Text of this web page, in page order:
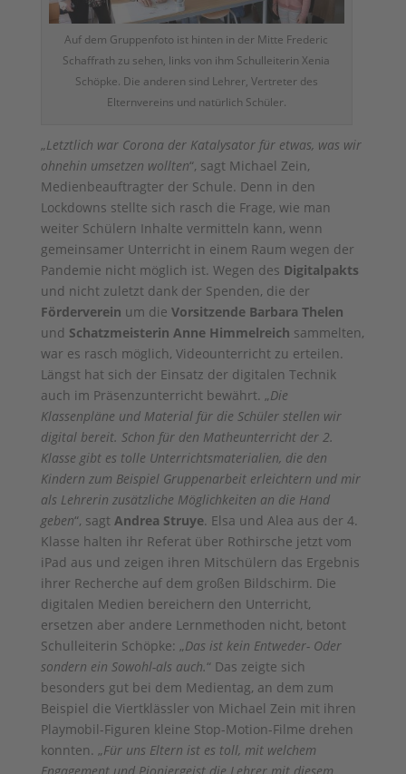
Auf dem Gruppenfoto ist hinten in der Mitte Frederic
Schaffrath zu sehen, links von ihm Schulleiterin Xenia
Schöpke. Die anderen sind Lehrer, Vertreter des
Elternvereins und natürlich Schüler.
„Letztlich war Corona der Katalysator für etwas, was wir
ohnehin umsetzen wollten“, sagt Michael Zein,
Medienbeauftragter der Schule. Denn in den
Lockdowns stellte sich rasch die Frage, wie man
weiter Schülern Inhalte vermitteln kann, wenn
gemeinsamer Unterricht in einem Raum wegen der
Pandemie nicht möglich ist. Wegen des Digitalpakts
und nicht zuletzt dank der Spenden, die der
Förderverein um die Vorsitzende Barbara Thelen
und Schatzmeisterin Anne Himmelreich sammelten,
war es rasch möglich, Videounterricht zu erteilen.
Längst hat sich der Einsatz der digitalen Technik
auch im Präsenzunterricht bewährt. „Die
Klassenpläne und Material für die Schüler stellen wir
digital bereit. Schon für den Matheunterricht der 2.
Klasse gibt es tolle Unterrichtsmaterialien, die den
Kindern zum Beispiel Gruppenarbeit erleichtern und mir
als Lehrerin zusätzliche Möglichkeiten an die Hand
geben“, sagt Andrea Struye. Elsa und Alea aus der 4.
Klasse halten ihr Referat über Rothirsche jetzt vom
iPad aus und zeigen ihren Mitschülern das Ergebnis
ihrer Recherche auf dem großen Bildschirm. Die
digitalen Medien bereichern den Unterricht,
ersetzen aber andere Lernmethoden nicht, betont
Schulleiterin Schöpke: „Das ist kein Entweder- Oder
sondern ein Sowohl-als auch.“ Das zeigte sich
besonders gut bei dem Medientag, an dem zum
Beispiel die Viertklässler von Michael Zein mit ihren
Playmobil-Figuren kleine Stop-Motion-Filme drehen
konnten. „Für uns Eltern ist es toll, mit welchem